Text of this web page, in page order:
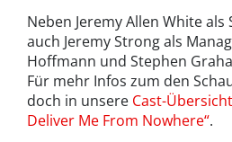
Neben Jeremy Allen White
auch Jeremy Strong als
Hoffmann und Stephen
Für mehr Infos zum den
doch in unsere Cast-
Deliver Me From Nowhere“.